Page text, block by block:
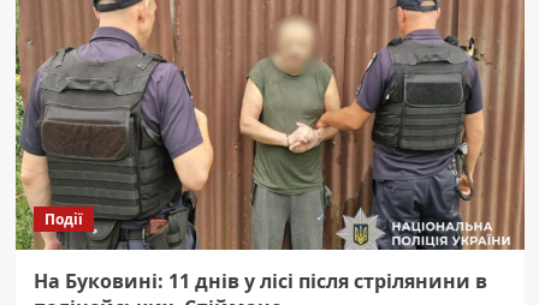
Події
На Буковині: 11 днів у лісі після стрілянини в